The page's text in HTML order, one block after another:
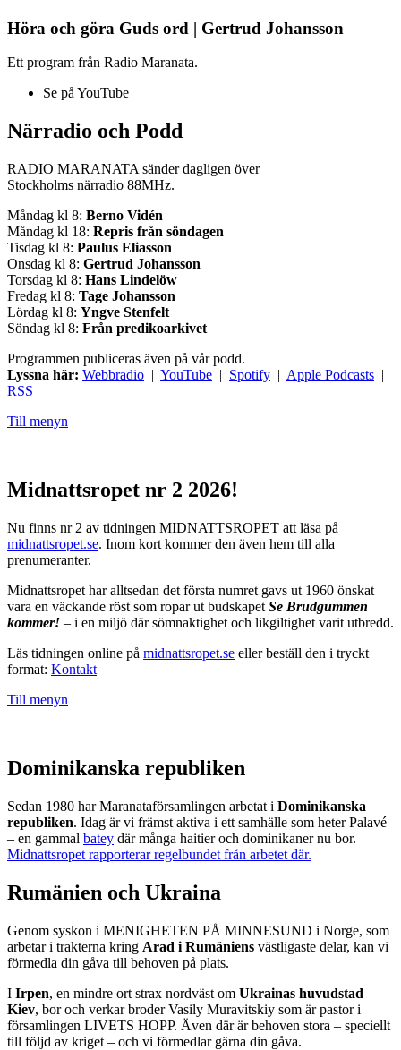
Höra och göra Guds ord | Gertrud Johansson
Ett program från Radio Maranata.
Se på YouTube
Närradio och Podd
RADIO MARANATA sänder dagligen över
Stockholms närradio 88MHz.
Måndag kl 8: Berno Vidén
Måndag kl 18: Repris från söndagen
Tisdag kl 8: Paulus Eliasson
Onsdag kl 8: Gertrud Johansson
Torsdag kl 8: Hans Lindelöw
Fredag kl 8: Tage Johansson
Lördag kl 8: Yngve Stenfelt
Söndag kl 8: Från predikoarkivet
Programmen publiceras även på vår podd.
Lyssna här: Webbradio | YouTube | Spotify | Apple Podcasts |
RSS
Till menyn
Midnattsropet nr 2 2026!
Nu finns nr 2 av tidningen MIDNATTSROPET att läsa på
midnattsropet.se. Inom kort kommer den även hem till alla
prenumeranter.
Midnattsropet har alltsedan det första numret gavs ut 1960 önskat
vara en väckande röst som ropar ut budskapet Se Brudgummen
kommer! – i en miljö där sömnaktighet och likgiltighet varit utbredd.
Läs tidningen online på midnattsropet.se eller beställ den i tryckt
format: Kontakt
Till menyn
Dominikanska republiken
Sedan 1980 har Maranataförsamlingen arbetat i Dominikanska
republiken. Idag är vi främst aktiva i ett samhälle som heter Palavé
– en gammal batey där många haitier och dominikaner nu bor.
Midnattsropet rapporterar regelbundet från arbetet där.
Rumänien och Ukraina
Genom syskon i MENIGHETEN PÅ MINNESUND i Norge, som
arbetar i trakterna kring Arad i Rumäniens västligaste delar, kan vi
förmedla din gåva till behoven på plats.
I Irpen, en mindre ort strax nordväst om Ukrainas huvudstad
Kiev, bor och verkar broder Vasily Muravitskiy som är pastor i
församlingen LIVETS HOPP. Även där är behoven stora – speciellt
till följd av kriget – och vi förmedlar gärna din gåva.